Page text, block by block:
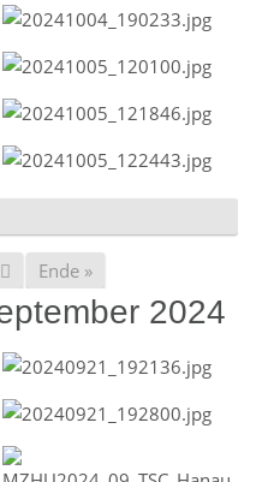
Ende »
2024